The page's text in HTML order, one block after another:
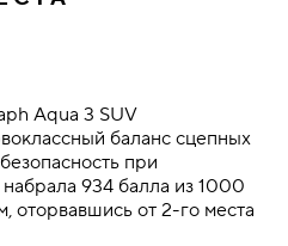
Aqua 3 SUV
баланс сцепных
при
934 балла из 1000
оторвавшись от 2-го места